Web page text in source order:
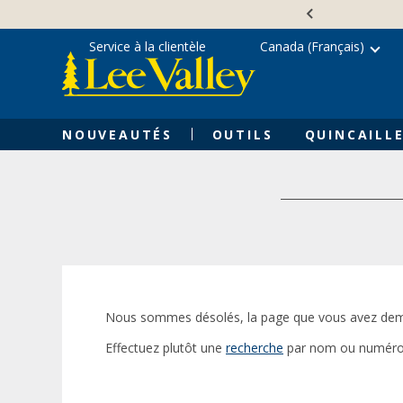
content
NOUVEAUTÉS OUTILS
Service à la clientèle Canada (Français)
Nous sommes désolés, la page que vous avez
Effectuez plutôt une recherche par nom ou